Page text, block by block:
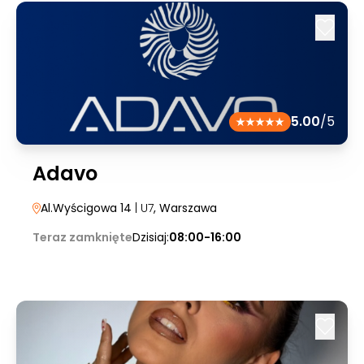
5.00/5
Adavo
Al.Wyścigowa 14 | U7, Warszawa
Teraz zamknięteDzisiaj:08:00-16:00